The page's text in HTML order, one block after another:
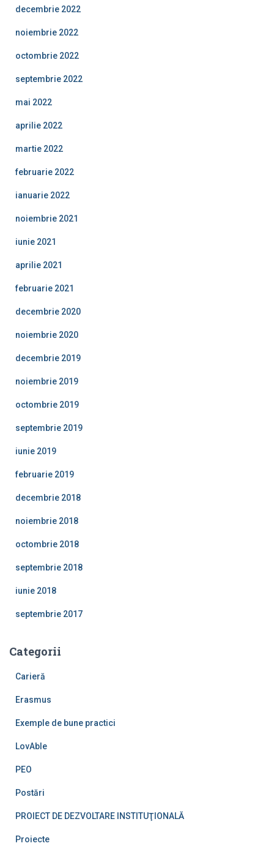
decembrie 2022
noiembrie 2022
octombrie 2022
septembrie 2022
mai 2022
aprilie 2022
martie 2022
februarie 2022
ianuarie 2022
noiembrie 2021
iunie 2021
aprilie 2021
februarie 2021
decembrie 2020
noiembrie 2020
decembrie 2019
noiembrie 2019
octombrie 2019
septembrie 2019
iunie 2019
februarie 2019
decembrie 2018
noiembrie 2018
octombrie 2018
septembrie 2018
iunie 2018
septembrie 2017
Categorii
Carieră
Erasmus
Exemple de bune practici
LovAble
PEO
Postări
PROIECT DE DEZVOLTARE INSTITUŢIONALĂ
Proiecte